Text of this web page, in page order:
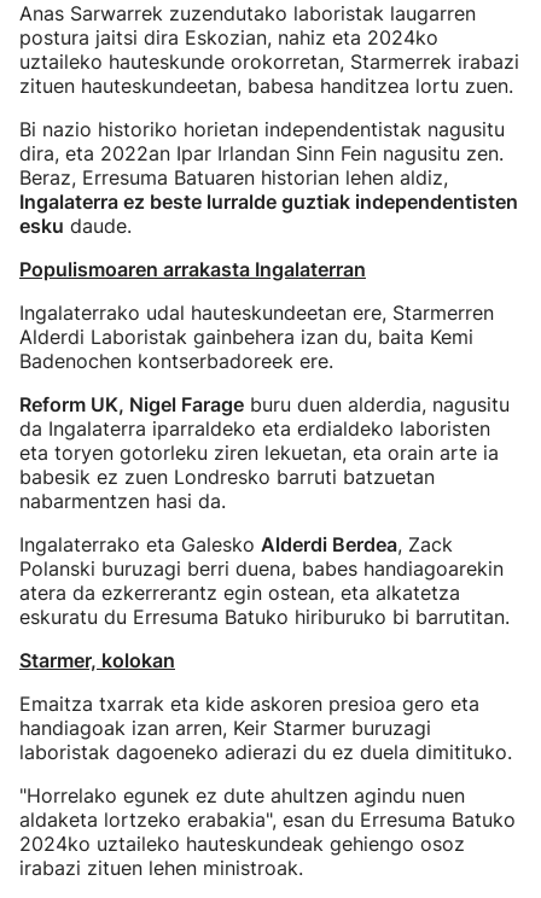
Anas Sarwarrek zuzendutako laboristak laugarren
postura jaitsi dira Eskozian, nahiz eta 2024ko
uztaileko hauteskunde orokorretan, Starmerrek irabazi
zituen hauteskundeetan, babesa handitzea lortu zuen.
Bi nazio historiko horietan independentistak nagusitu
dira, eta 2022an Ipar Irlandan Sinn Fein nagusitu zen.
Beraz, Erresuma Batuaren historian lehen aldiz,
Ingalaterra ez beste lurralde guztiak independentisten
esku daude.
Populismoaren arrakasta Ingalaterran
Ingalaterrako udal hauteskundeetan ere, Starmerren
Alderdi Laboristak gainbehera izan du, baita Kemi
Badenochen kontserbadoreek ere.
Reform UK, Nigel Farage buru duen alderdia, nagusitu
da Ingalaterra iparraldeko eta erdialdeko laboristen
eta toryen gotorleku ziren lekuetan, eta orain arte ia
babesik ez zuen Londresko barruti batzuetan
nabarmentzen hasi da.
Ingalaterrako eta Galesko Alderdi Berdea, Zack
Polanski buruzagi berri duena, babes handiagoarekin
atera da ezkerrerantz egin ostean, eta alkatetza
eskuratu du Erresuma Batuko hiriburuko bi barrutitan.
Starmer, kolokan
Emaitza txarrak eta kide askoren presioa gero eta
handiagoak izan arren, Keir Starmer buruzagi
laboristak dagoeneko adierazi du ez duela dimitituko.
"Horrelako egunek ez dute ahultzen agindu nuen
aldaketa lortzeko erabakia", esan du Erresuma Batuko
2024ko uztaileko hauteskundeak gehiengo osoz
irabazi zituen lehen ministroak.